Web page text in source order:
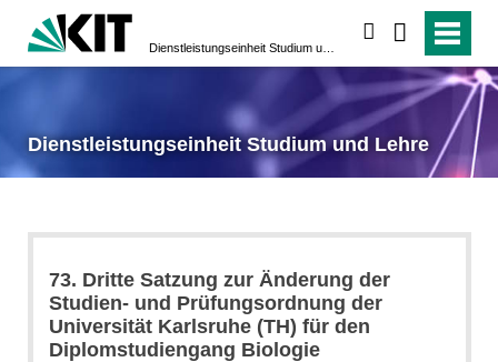
Dienstleistungseinheit Studium und Lehre
73. Dritte Satzung zur Änderung der
Studien- und Prüfungsordnung der
Universität Karlsruhe (TH) für den
Diplomstudiengang Biologie